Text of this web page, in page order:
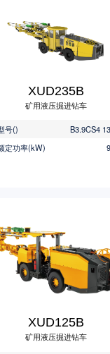
XUD235B
矿用液压掘进钻车
号()
B3.9CS4
定功率(kW)
XUD125B
矿用液压掘进钻车